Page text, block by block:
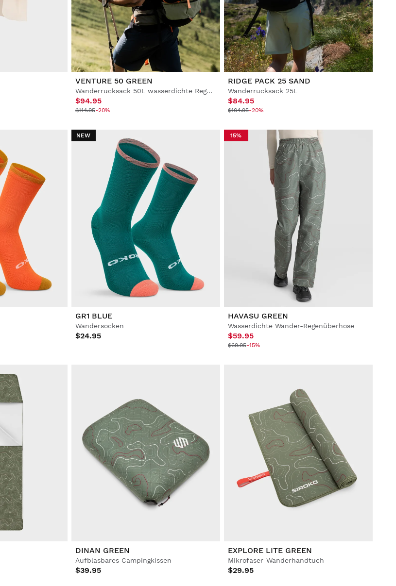
VENTURE 50 GREEN
Wanderrucksack 50L wasserdichte Regenschutzhülle
$94.95
$114.95-20%
RIDGE PACK 25 SAND
Wanderrucksack 25L
$84.95
$104.95-20%
NEW
GR1 BLUE
Wandersocken
$24.95
15%
HAVASU GREEN
Wasserdichte Wander-Regenüberhose
$59.95
$69.95-15%
DINAN GREEN
Aufblasbares Campingkissen
$39.95
EXPLORE LITE GREEN
Mikrofaser-Wanderhandtuch
$29.95